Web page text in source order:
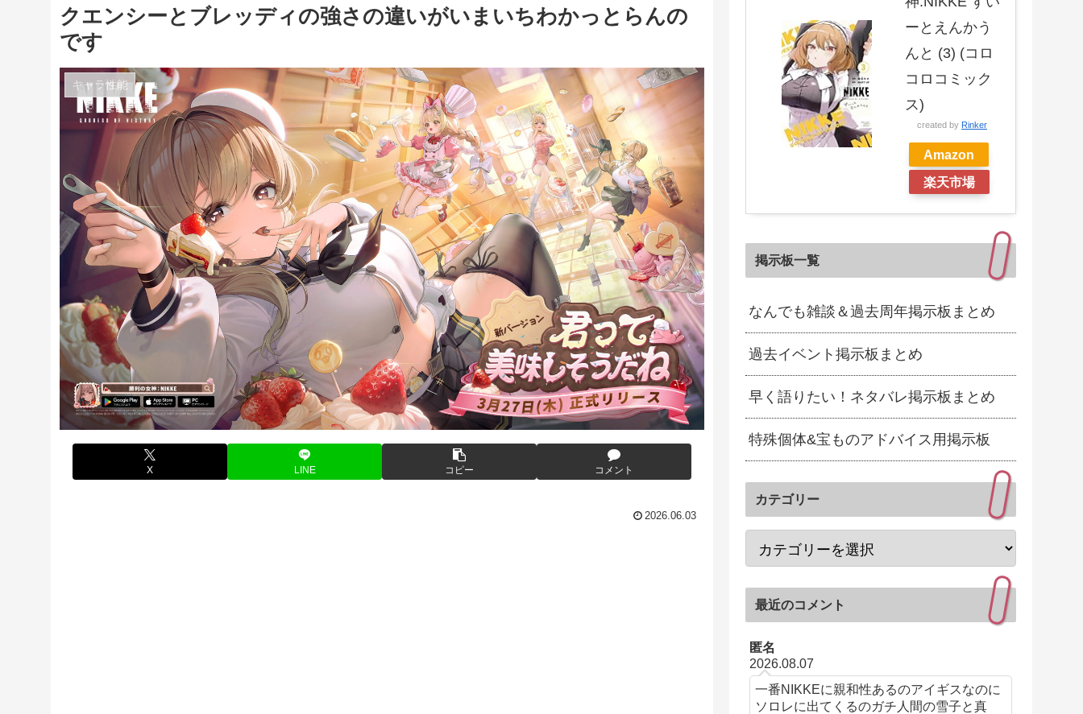
クエンシーとブレッディの強さの違いがいまいちわかっとらんの
です
キャラ性能
X LINE コピー コメント
2026.06.03
ーとえんかう
んと (3) (コロ
コロコミック
ス)
created by Rinker
Amazon
楽天市場
掲示板一覧
なんでも雑談＆過去周年掲示板まとめ
過去イベント掲示板まとめ
早く語りたい！ネタバレ掲示板まとめ
特殊個体&宝ものアドバイス用掲示板
カテゴリー
最近のコメント
匿名
2026.08.07
一番NIKKEに親和性あるのアイギスなのに
ソロレに出てくるのガチ人間の雪子と真